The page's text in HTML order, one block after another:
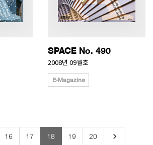
SPACE No. 490
2008년 09월호
E-Magazine
16 17 18 19 20 keyboard_arrow_right